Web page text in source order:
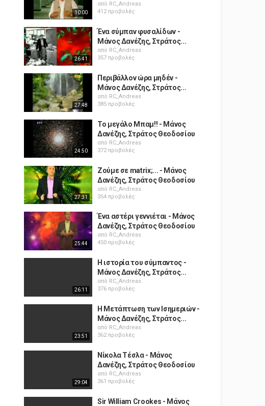
10:00
από RC_Andreas
412 προβολές
26:41
Ένα σύμπαν φυσαλίδων -
Μάνος Δανέζης, Στράτος...
από RC_Andreas
357 προβολές
27:48
Περιβάλλον ώρα μηδέν -
Μάνος Δανέζης, Στράτος...
από RC_Andreas
385 προβολές
24:50
Το μεγάλο Μπαμ!! - Μάνος
Δανέζης, Στράτος Θεοδοσίου
από RC_Andreas
372 προβολές
27:31
Ζούμε σε matrix;... - Μάνος
Δανέζης, Στράτος Θεοδοσίου
από RC_Andreas
354 προβολές
25:44
Ένα αστέρι γεννιέται - Μάνος
Δανέζης, Στράτος Θεοδοσίου
από RC_Andreas
450 προβολές
26:11
Η ιστορία του σύμπαντος -
Μάνος Δανέζης, Στράτος...
από RC_Andreas
376 προβολές
23:51
Η Μετάπτωση των Ισημεριών -
Μάνος Δανέζης, Στράτος...
από RC_Andreas
362 προβολές
29:04
Νίκολα Τέσλα - Μάνος
Δανέζης, Στράτος Θεοδοσίου
από RC_Andreas
361 προβολές
Sir William Crookes - Μάνος